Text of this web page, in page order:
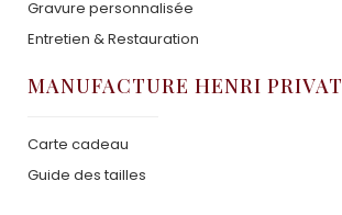
Gravure personnalisée
Entretien & Restauration
MANUFACTURE HENRI PRIVAT
Carte cadeau
Guide des tailles